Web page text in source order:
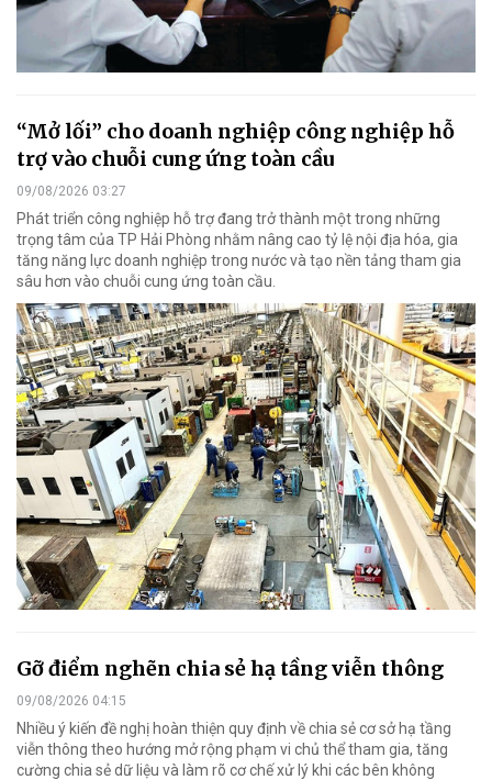
“Mở lối” cho doanh nghiệp công nghiệp hỗ
trợ vào chuỗi cung ứng toàn cầu
09/08/2026 03:27
Phát triển công nghiệp hỗ trợ đang trở thành một trong những
trọng tâm của TP Hải Phòng nhằm nâng cao tỷ lệ nội địa hóa, gia
tăng năng lực doanh nghiệp trong nước và tạo nền tảng tham gia
sâu hơn vào chuỗi cung ứng toàn cầu.
Gỡ điểm nghẽn chia sẻ hạ tầng viễn thông
09/08/2026 04:15
Nhiều ý kiến đề nghị hoàn thiện quy định về chia sẻ cơ sở hạ tầng
viễn thông theo hướng mở rộng phạm vi chủ thể tham gia, tăng
cường chia sẻ dữ liệu và làm rõ cơ chế xử lý khi các bên không